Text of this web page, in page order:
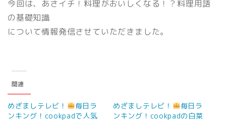
今回は、あさイチ！料理がおいしくなる！？料理用語
の基礎知識
について情報発信させていただきました。
関連
めざましテレビ！
毎日ラ
ンキング！cookpadで人気
めざましテレビ！
毎日ラ
ンキング！cookpadの白菜